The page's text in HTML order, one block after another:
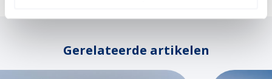
Gerelateerde artikelen